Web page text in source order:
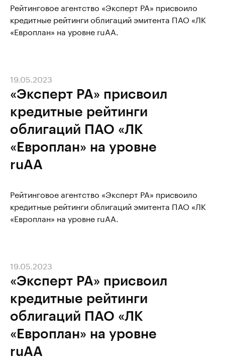
Рейтинговое агентство «Эксперт РА» присвоило
кредитные рейтинги облигаций эмитента ПАО «ЛК
«Европлан» на уровне ruAA.
«Эксперт РА» присвоил
кредитные рейтинги
облигаций ПАО «ЛК
«Европлан» на уровне
ruAА
19.05.2023
Рейтинговое агентство «Эксперт РА» присвоило
кредитные рейтинги облигаций эмитента ПАО «ЛК
«Европлан» на уровне ruAA.
«Эксперт РА» присвоил
кредитные рейтинги
облигаций ПАО «ЛК
«Европлан» на уровне
ruAА
19.05.2023